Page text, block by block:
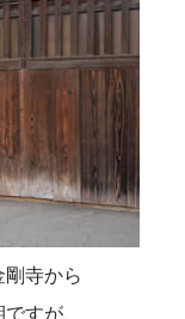
剛寺から
すが、